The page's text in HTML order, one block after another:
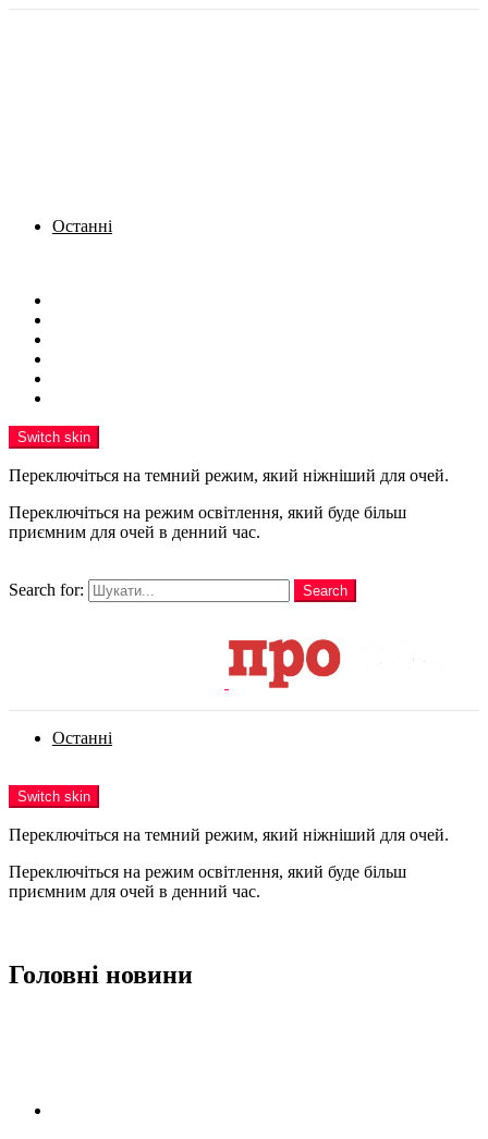
Останні
Switch skin
Переключіться на темний режим, який ніжніший для очей.
Переключіться на режим освітлення, який буде більш
приємним для очей в денний час.
Search for:
Search
Останні
Switch skin
Переключіться на темний режим, який ніжніший для очей.
Переключіться на режим освітлення, який буде більш
приємним для очей в денний час.
Головні новини